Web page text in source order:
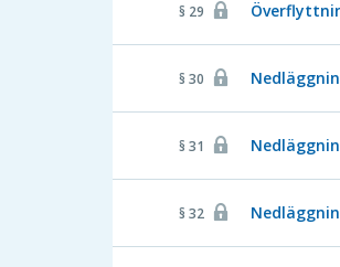
§ 29
§ 30
§ 31
§ 32